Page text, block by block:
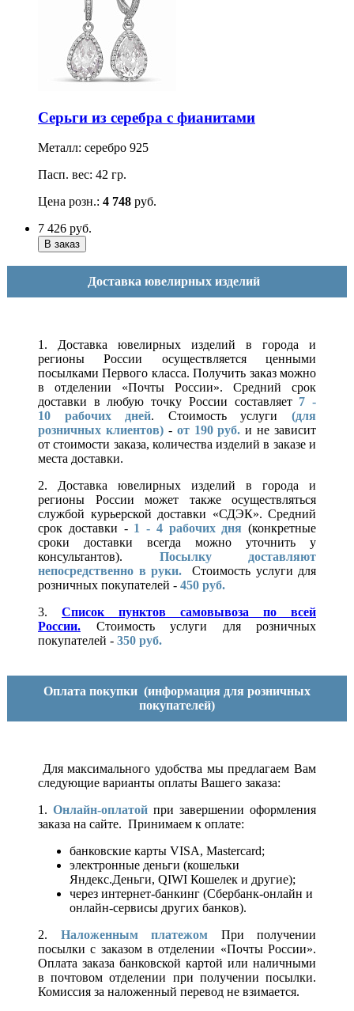
Серьги из серебра с фианитами
Металл: серебро 925
Пасп. вес: 42 гр.
Цена розн.: 4 748 руб.
7 426 руб.
Доставка ювелирных изделий
1. Доставка ювелирных изделий в города и
регионы России осуществляется ценными
посылками Первого класса. Получить заказ можно
в отделении «Почты России». Средний срок
доставки в любую точку России составляет 7 -
10 рабочих дней. Стоимость услуги(для
розничных клиентов)- от 190 руб. и не зависит
от стоимости заказа, количества изделий в заказе и
места доставки.
2. Доставка ювелирных изделий в города и
регионы России может также осуществляться
службой курьерской доставки «СДЭК». Средний
срок доставки - 1 - 4 рабочих дня (конкретные
сроки доставки всегда можно уточнить у
консультантов). Посылку доставляют
непосредственно в руки.
Стоимость услуги для
розничных покупателей - 450 руб.
3. Список пунктов самовывоза по всей
России.
Стоимость услуги для розничных
покупателей - 350 руб.
Оплата покупки (информация для розничных
покупателей)
Для максимального удобства мы предлагаем Вам
следующие варианты оплаты Вашего заказа:
1. Онлайн-оплатой при завершении оформления
заказа на сайте. Принимаем к оплате:
банковские карты VISA, Mastercard;
электронные деньги (кошельки
Яндекс.Деньги, QIWI Кошелек и другие);
через интернет-банкинг (Сбербанк-онлайн и
онлайн-сервисы других банков).
2. Наложенным платежом При получении
посылки с заказом в отделении «Почты России».
Оплата заказа банковской картой или наличными
в почтовом отделении при получении посылки.
Комиссия за наложенный перевод не взимается.